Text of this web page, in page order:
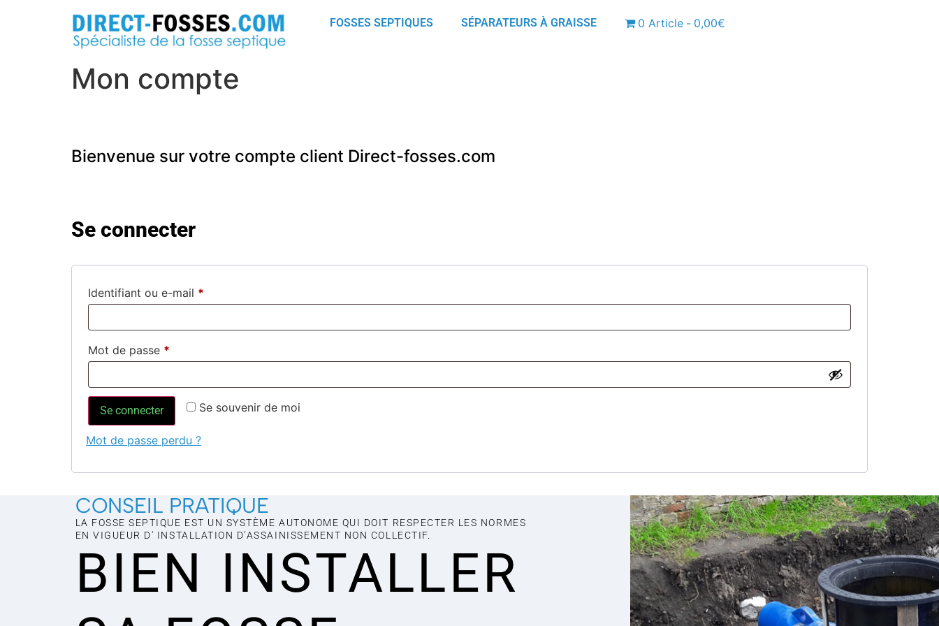
FOSSES SEPTIQUES SÉPARATEURS À GRAISSE 0 Article 0,00€
Mon compte
Bienvenue sur votre compte client Direct-fosses.com
Se connecter
Identifiant ou e-mail *
Mot de passe *
Se souvenir de moi
Se connecter
Mot de passe perdu ?
CONSEIL PRATIQUE
LA FOSSE SEPTIQUE EST UN SYSTÈME AUTONOME QUI DOIT RESPECTER LES NORMES
EN VIGUEUR D' INSTALLATION D’ASSAINISSEMENT NON COLLECTIF.
BIEN INSTALLER